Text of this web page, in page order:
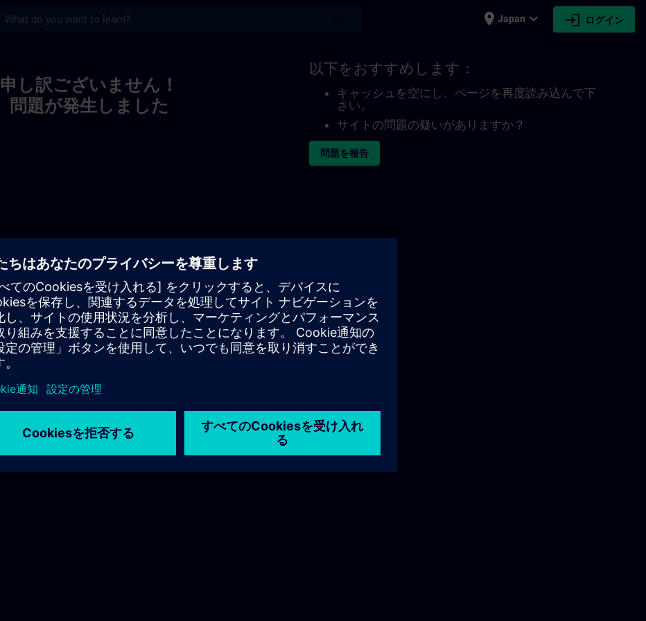
place Japan expand_more login ログイン
申し訳ございません！
問題が発生しました
以下をおすすめします：
キャッシュを空にし、ページを再度読み込んで下
さい。
サイトの問題の疑いがありますか？
問題を報告